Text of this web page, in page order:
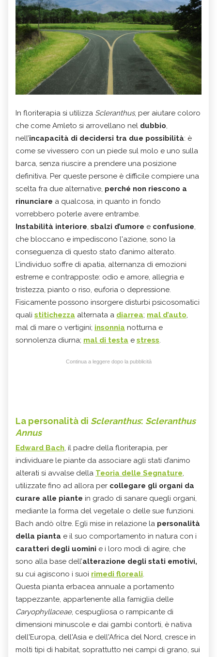
In floriterapia si utilizza Scleranthus, per aiutare coloro
che come Amleto si arrovellano nel dubbio,
nell’incapacità di decidersi tra due possibilità: è
come se vivessero con un piede sul molo e uno sulla
barca, senza riuscire a prendere una posizione
definitiva. Per queste persone è difficile compiere una
scelta fra due alternative, perché non riescono a
rinunciare a qualcosa, in quanto in fondo
vorrebbero poterle avere entrambe.
Instabilità interiore, sbalzi d’umore e confusione,
che bloccano e impediscono l'azione, sono la
conseguenza di questo stato d’animo alterato.
L’individuo soffre di apatia, alternanza di emozioni
estreme e contrapposte: odio e amore, allegria e
tristezza, pianto o riso, euforia o depressione.
Fisicamente possono insorgere disturbi psicosomatici
quali stitichezza alternata a diarrea; mal d’auto,
mal di mare o vertigini; insonnia notturna e
sonnolenza diurna; mal di testa e stress.
Continua a leggere dopo la pubblicità
La personalità di Scleranthus: Scleranthus
Annus
Edward Bach, il padre della floriterapia, per
individuare le piante da associare agli stati d’animo
alterati si avvalse della Teoria delle Segnature,
utilizzate fino ad allora per collegare gli organi da
curare alle piante in grado di sanare quegli organi,
mediante la forma del vegetale o delle sue funzioni.
Bach andò oltre. Egli mise in relazione la personalità
della pianta e il suo comportamento in natura con i
caratteri degli uomini e i loro modi di agire, che
sono alla base dell’alterazione degli stati emotivi,
su cui agiscono i suoi rimedi floreali.
Questa pianta erbacea annuale a portamento
tappezzante, appartenente alla famiglia delle
Caryophyllaceae, cespugliosa o rampicante di
dimensioni minuscole e dai gambi contorti, è nativa
dell'Europa, dell'Asia e dell'Africa del Nord, cresce in
molti tipi di habitat, soprattutto nei campi di grano, sui